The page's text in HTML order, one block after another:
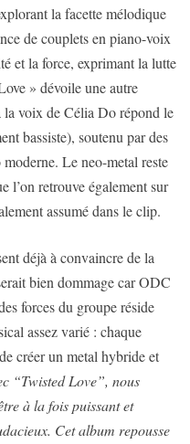
la facette mélodique
de couplets en piano-voix
et la force, exprimant la lutte
» dévoile une autre
la voix de Célia Do répond le
bassiste), soutenu par des
Le neo-metal reste
l’on retrouve également sur
assumé dans le clip.
déjà à convaincre de la
bien dommage car ODC
forces du groupe réside
assez varié : chaque
créer un metal hybride et
“Twisted Love”, nous
à la fois puissant et
Cet album repousse